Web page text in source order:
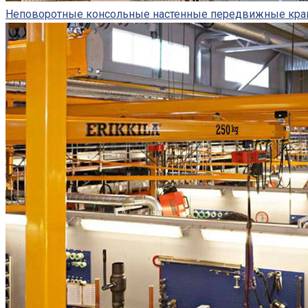
Неповоротные консольные настенные передвижные